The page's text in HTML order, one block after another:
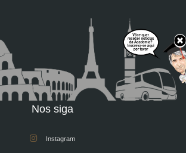
Nos siga
Instagram